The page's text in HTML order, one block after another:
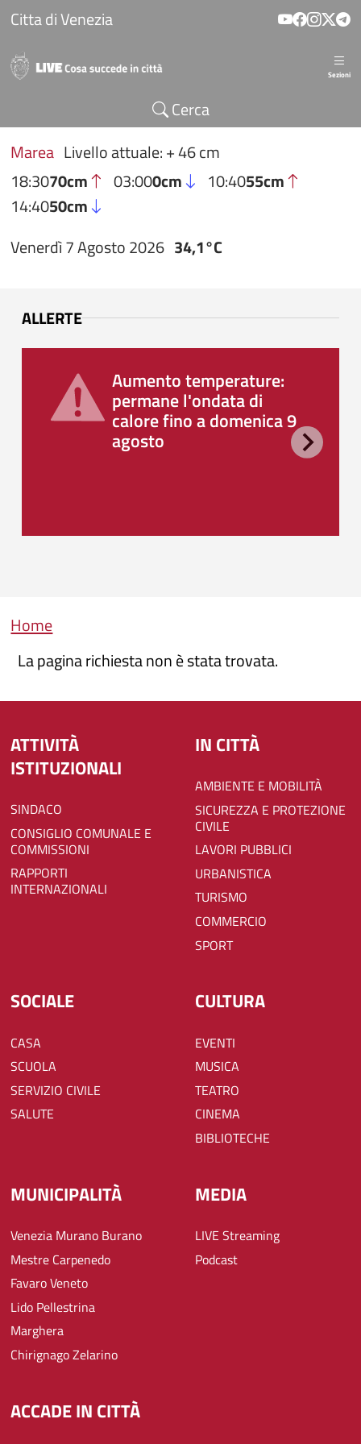
Salta al contenuto principale
Citta di Venezia
Sezioni
Cerca
Marea Livello attuale: + 46 cm
18:3070cm 03:000cm 10:4055cm
14:4050cm
Venerdì 7 Agosto 2026 34,1°C
ALLERTE
Aumento temperature:
permane l'ondata di
calore fino a domenica 9
agosto
Briciole di pane
Home
La pagina richiesta non è stata trovata.
ATTIVITÀ
ISTITUZIONALI
SINDACO
CONSIGLIO COMUNALE E
COMMISSIONI
RAPPORTI
INTERNAZIONALI
IN CITTÀ
AMBIENTE E MOBILITÀ
SICUREZZA E PROTEZIONE
CIVILE
LAVORI PUBBLICI
URBANISTICA
TURISMO
COMMERCIO
SPORT
SOCIALE
CASA
SCUOLA
SERVIZIO CIVILE
SALUTE
CULTURA
EVENTI
MUSICA
TEATRO
CINEMA
BIBLIOTECHE
MUNICIPALITÀ
Venezia Murano Burano
Mestre Carpenedo
Favaro Veneto
Lido Pellestrina
Marghera
Chirignago Zelarino
MEDIA
LIVE Streaming
Podcast
ACCADE IN CITTÀ